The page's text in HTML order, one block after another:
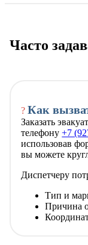
Часто
? Как
Заказать
телефону+7
использовав
вы можете
Диспетчеру
Тип и
Причина